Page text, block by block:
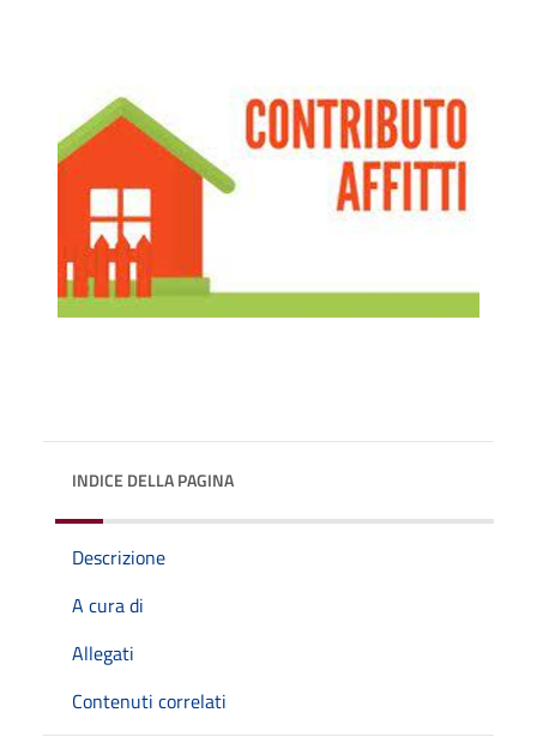
INDICE DELLA PAGINA
Descrizione
A cura di
Allegati
Contenuti correlati